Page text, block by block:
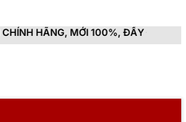
100%, ĐẦY ĐỦ CHỨNG TỪ, HÓA